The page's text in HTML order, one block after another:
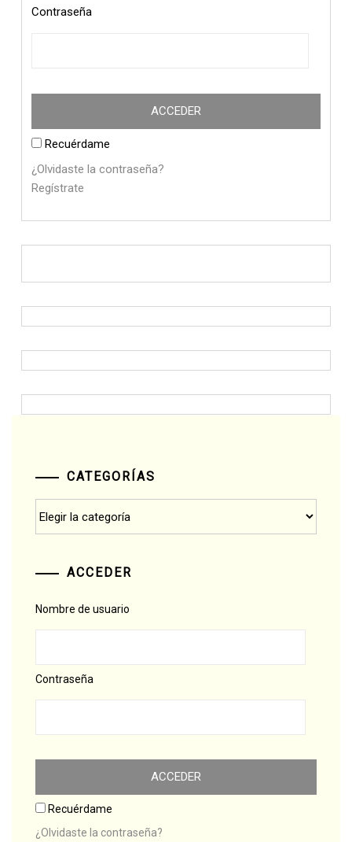
Contraseña
Recuérdame
¿Olvidaste la contraseña?
Regístrate
CATEGORÍAS
ACCEDER
Nombre de usuario
Contraseña
Recuérdame
¿Olvidaste la contraseña?